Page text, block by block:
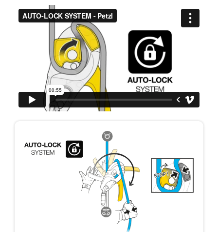
aufmerksam durch, bevor Sie diesen zu Rate
ziehen. Um diese Zusatzinformationen
verstehen zu können, müssen Sie zuerst die in
der Gebrauchsanweisung enthaltenen
Informationen richtig verstanden haben.
Die Beherrschung dieser Techniken setzt eine
entsprechende Ausbildung und ein spezielles
Training voraus. Prüfen Sie zusammen mit
einem Profi, ob Sie in der Lage sind, den
Vorgang alleine sicher zu wiederholen, bevor
Sie ihn eigenständig durchführen.
verbundenen Techniken. Möglicherweise gibt es
noch andere Techniken, die hier nicht
beschrieben werden.